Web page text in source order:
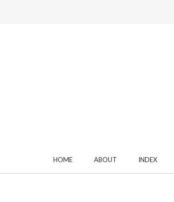
HOME ABOUT INDEX